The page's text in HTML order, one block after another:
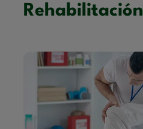
Rehabilitación